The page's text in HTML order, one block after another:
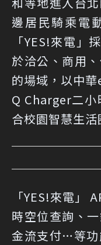
邊居民騎乘電
「YES!來電」
於洽公、商用
的場域，以中華
Q Charger二
合校園智慧生活
「YES!來電」
時空位查詢、
金流支付…等功